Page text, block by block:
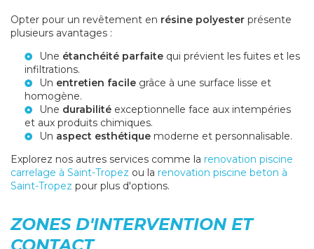
Opter pour un revêtement en résine polyester présente
plusieurs avantages :
Une étanchéité parfaite qui prévient les fuites et les
infiltrations.
Un entretien facile grâce à une surface lisse et
homogène.
Une durabilité exceptionnelle face aux intempéries
et aux produits chimiques.
Un aspect esthétique moderne et personnalisable.
Explorez nos autres services comme la renovation piscine
carrelage à Saint-Tropez ou la renovation piscine beton à
Saint-Tropez pour plus d'options.
ZONES D'INTERVENTION ET